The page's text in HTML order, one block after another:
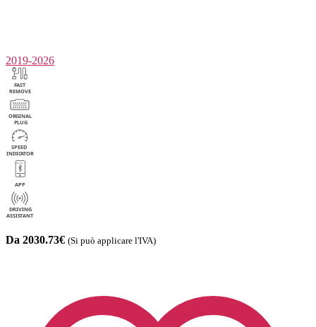
2019-2026
Da 2030.73€ (Si può applicare l'IVA)